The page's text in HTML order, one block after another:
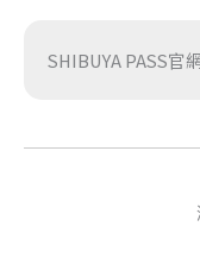
SHIBUYA PASS官